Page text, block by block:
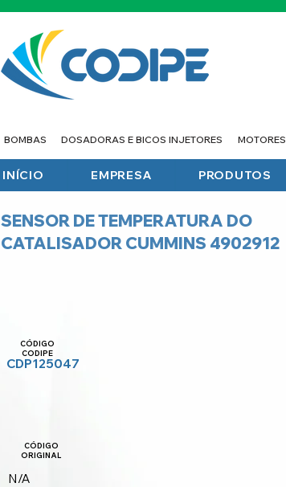
BOMBAS DOSADORAS E BICOS INJETORES MOTORES
INÍCIO EMPRESA PRODUTOS
SENSOR DE TEMPERATURA DO
CATALISADOR CUMMINS 4902912
CÓDIGO
CODIPE
CDP125047
CÓDIGO
ORIGINAL
N/A